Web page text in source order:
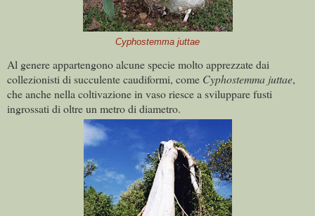
Cyphostemma juttae
Al genere appartengono alcune specie molto apprezzate dai
collezionisti di succulente caudiformi, come Cyphostemma juttae,
che anche nella coltivazione in vaso riesce a sviluppare fusti
ingrossati di oltre un metro di diametro.